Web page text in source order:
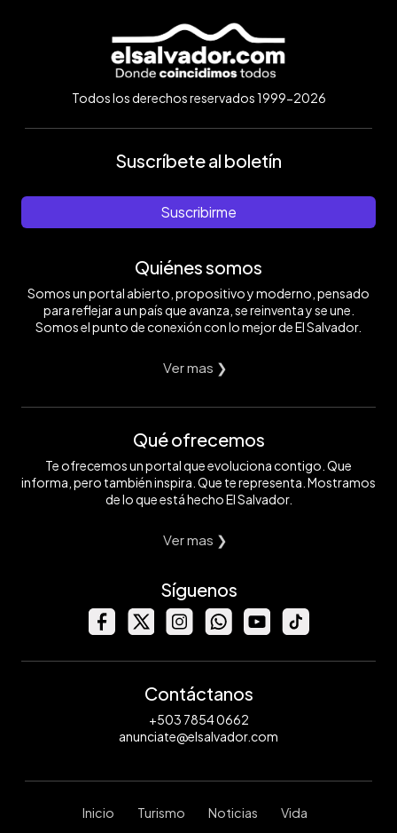
Todos los derechos reservados 1999-2026
Suscríbete al boletín
Suscribirme
Quiénes somos
Somos un portal abierto, propositivo y moderno, pensado
para reflejar a un país que avanza, se reinventa y se une.
Somos el punto de conexión con lo mejor de El Salvador.
Ver mas ❯
Qué ofrecemos
Te ofrecemos un portal que evoluciona contigo. Que
informa, pero también inspira. Que te representa. Mostramos
de lo que está hecho El Salvador.
Ver mas ❯
Síguenos
Contáctanos
+503 7854 0662
anunciate@elsalvador.com
Inicio Turismo Noticias Vida